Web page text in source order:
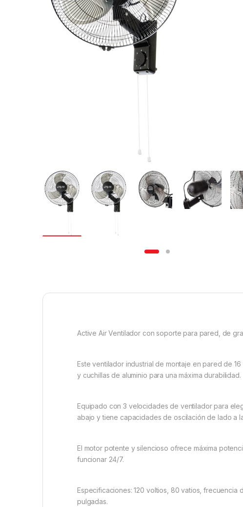
Active Air Ventilador con soporte para pared, de
Este ventilador industrial de montaje en pared de
y cuchillas de aluminio para una máxima durabilidad.
Equipado con 3 velocidades de ventilador para
abajo y tiene capacidades de oscilación de lado a
El motor potente y silencioso ofrece máxima
funcionar 24/7.
Especificaciones: 120 voltios, 80 vatios, frecuencia
pulgadas.